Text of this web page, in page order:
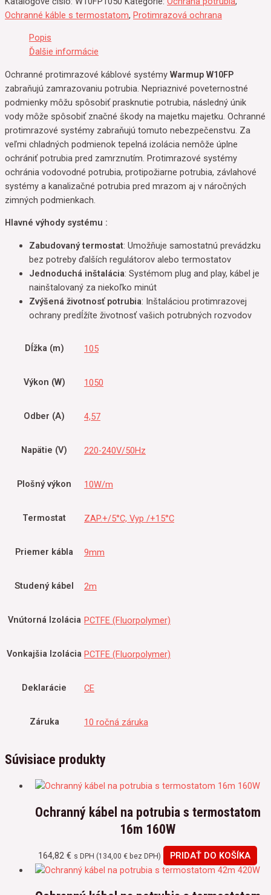
Ochranné káble s termostatom, Protimrazová ochrana
Popis
Ďalšie informácie
Ochranné protimrazové káblové systémy Warmup W10FP
zabraňujú zamrazovaniu potrubia. Nepriaznivé poveternostné
podmienky môžu spôsobiť prasknutie potrubia, následný únik
vody môže spôsobiť značné škody na majetku majetku. Ochranné
protimrazové systémy zabraňujú tomuto nebezpečenstvu. Za
veľmi chladných podmienok tepelná izolácia nemôže úplne
ochrániť potrubia pred zamrznutím. Protimrazové systémy
ochránia vodovodné potrubia, protipožiarne potrubia, závlahové
systémy a kanalizačné potrubia pred mrazom aj v náročných
zimných podmienkach.
Hlavné výhody systému :
Zabudovaný termostat: Umožňuje samostatnú prevádzku
bez potreby ďalších regulátorov alebo termostatov
Jednoduchá inštalácia: Systémom plug and play, kábel je
nainštalovaný za niekoľko minút
Zvýšená životnosť potrubia: Inštaláciou protimrazovej
ochrany predĺžíte životnosť vašich potrubných rozvodov
Dĺžka (m) 105
Výkon (W) 1050
Odber (A) 4,57
Napätie (V) 220-240V/50Hz
Plošný výkon 10W/m
Termostat ZAP.+/5°C, Vyp /+15°C
Priemer kábla 9mm
Studený kábel 2m
Vnútorná Izolácia PCTFE (Fluorpolymer)
Vonkajšia Izolácia PCTFE (Fluorpolymer)
Deklarácie CE
Záruka 10 ročná záruka
Súvisiace produkty
Ochranný kábel na potrubia s termostatom
16m 160W
164,82€ s DPH (134,00€ bez DPH) PRIDAŤ DO KOŠÍKA